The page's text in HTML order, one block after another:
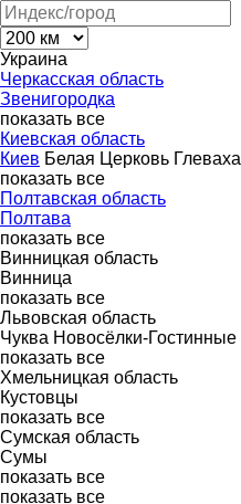
Украина
Черкасская область
Звенигородка
показать все
Киевская область
Киев Белая Церковь Глеваха
показать все
Полтавская область
Полтава
показать все
Винницкая область
Винница
показать все
Львовская область
Чуква Новосёлки-Гостинные
показать все
Хмельницкая область
Кустовцы
показать все
Сумская область
Сумы
показать все
показать все